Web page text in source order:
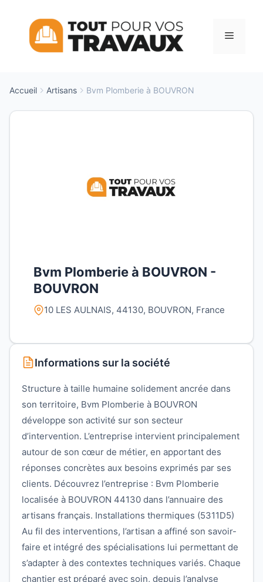
contenu
Menu
Accueil Artisans Bvm Plomberie à BOUVRON
Bvm Plomberie à BOUVRON -
BOUVRON
10 LES AULNAIS, 44130, BOUVRON, France
Informations sur la société
Structure à taille humaine solidement ancrée dans
son territoire, Bvm Plomberie à BOUVRON
développe son activité sur son secteur
d’intervention. L’entreprise intervient principalement
autour de son cœur de métier, en apportant des
réponses concrètes aux besoins exprimés par ses
clients. Découvrez l’entreprise : Bvm Plomberie
localisée à BOUVRON 44130 dans l’annuaire des
artisans français. Installations thermiques (5311D5)
Au fil des interventions, l’artisan a affiné son savoir-
faire et intégré des spécialisations lui permettant de
s’adapter à des contextes techniques variés. Chaque
chantier est préparé avec soin, depuis l’analyse